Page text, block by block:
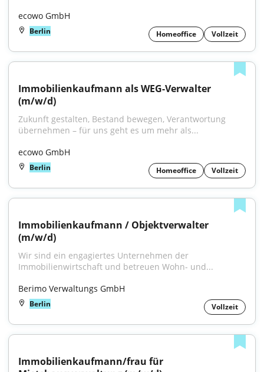
ecowo GmbH
Berlin Homeoffice Vollzeit
Immobilienkaufmann als WEG-Verwalter
(m/w/d)
Zukunft gestalten, Bestand bewegen, Verantwortung
übernehmen – für uns geht es um mehr als...
ecowo GmbH
Berlin Homeoffice Vollzeit
Immobilienkaufmann / Objektverwalter
(m/w/d)
Wir sind ein engagiertes Unternehmen der
Immobilienwirtschaft und betreuen Wohn- und...
Berimo Verwaltungs GmbH
Berlin Vollzeit
Immobilienkaufmann/frau für